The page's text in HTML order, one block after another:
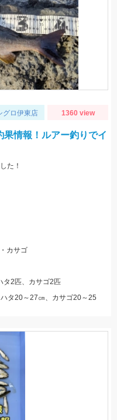
グロ伊東店 1360 view
果情報！ルアー釣りでイ
た！
カサゴ
タ2匹、カサゴ2匹
タ20～27㎝、カサゴ20～25